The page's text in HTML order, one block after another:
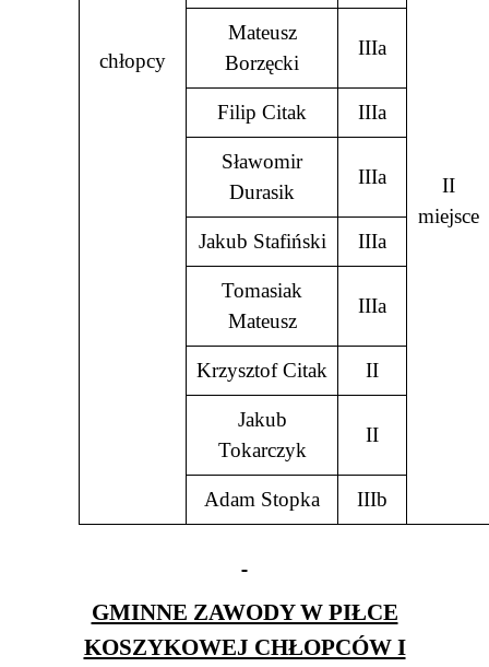
chłopcy
II
miejsce
Mateusz
Borzęcki
IIIa
Filip Citak IIIa
Sławomir
Durasik
IIIa
Jakub Stafiński IIIa
Tomasiak
Mateusz
IIIa
Krzysztof Citak II
Jakub
Tokarczyk
II
Adam Stopka IIIb
GMINNE ZAWODY W PIŁCE
KOSZYKOWEJ CHŁOPCÓW I